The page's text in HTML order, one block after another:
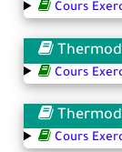
Cours
Cours
Cours